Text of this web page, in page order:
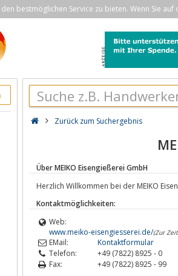
bestmöglichen Service zu bieten. Wenn Sie
Zurück zum Suchergebnis
Über MEIKO Eisengießerei GmbH
Herzlich Willkommen bei der MEIKO
Kontaktmöglichkeiten:
Web:
www.meiko-eisengiesserei.de/(Zur
EMail:
Kontaktformular
Telefon:
+49 (7822) 8925 - 0
Fax:
+49 (7822) 8925 - 99